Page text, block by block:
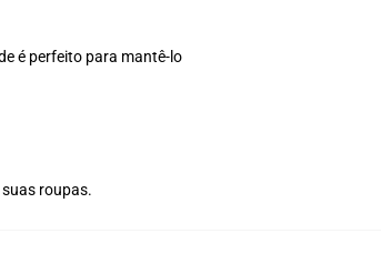
é perfeito para mantê-lo
roupas.